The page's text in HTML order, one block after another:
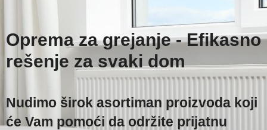
Oprema za grejanje - Efikasno
rešenje za svaki dom
Nudimo širok asortiman proizvoda koji
će Vam pomoći da održite prijatnu